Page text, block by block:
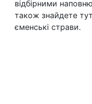
відбірними
також знайдете
єменські страви.